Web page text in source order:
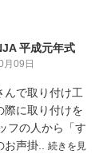
平成元年式
月09日
んで取り付け工
際に取り付けを
フの人から「す
お声掛.. 続きを見